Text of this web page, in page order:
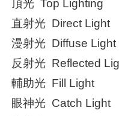
頂光 Top Lighting
直射光 Direct Light
漫射光 Diffuse Light
反射光 Reflected
輔助光 Fill Light
眼神光 Catch Light